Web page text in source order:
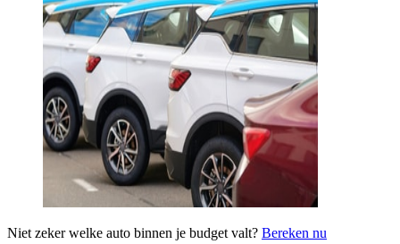
Niet zeker welke auto binnen je budget valt? Bereken nu